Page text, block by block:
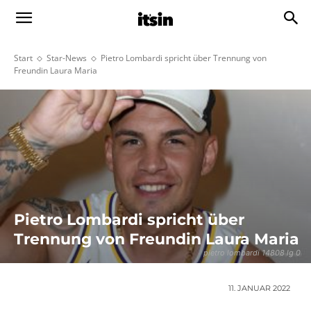
Start Star-News
Pietro Lombardi spricht über Trennung von
Freundin Laura Maria
pietro lombardi 14808 lg 0
Pietro Lombardi spricht über
Trennung von Freundin Laura Maria
11. JANUAR 2022